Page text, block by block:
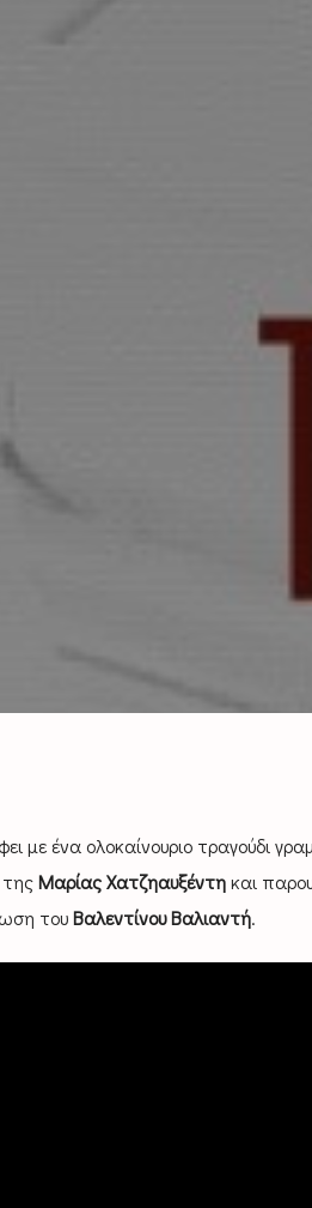
με ένα ολοκαίνουριο τραγούδι
τηςΜαρίας Χατζηαυξέντηκαι
τουΒαλεντίνου Βαλιαντή.